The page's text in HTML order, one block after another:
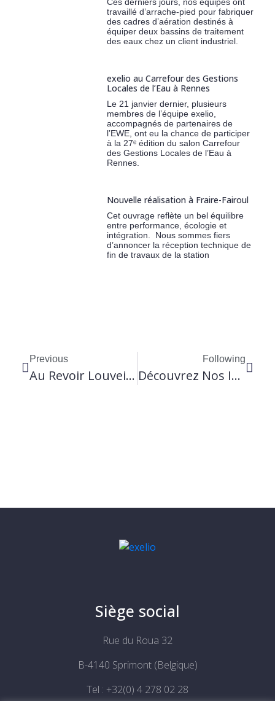
travaillé d’arrache-pied pour fabriquer
des cadres d’aération destinés à
équiper deux bassins de traitement
des eaux chez un client industriel.
exelio au Carrefour des Gestions
Locales de l’Eau à Rennes
Le 21 janvier dernier, plusieurs
membres de l’équipe exelio,
accompagnés de partenaires de
l’EWE, ont eu la chance de participer
à la 27ᵉ édition du salon Carrefour
des Gestions Locales de l’Eau à
Rennes.
Nouvelle réalisation à Fraire-Fairoul
Cet ouvrage reflète un bel équilibre
entre performance, écologie et
intégration. Nous sommes fiers
d’annoncer la réception technique de
fin de travaux de la station
Previous
Au Revoir Louveigné, Bonjour Damré !
Following
Découvrez Nos Installations En Quelques Photos
Siège social
Rue du Roua 32
B-4140 Sprimont (Belgique)
Tel : +32(0) 4 278 02 28